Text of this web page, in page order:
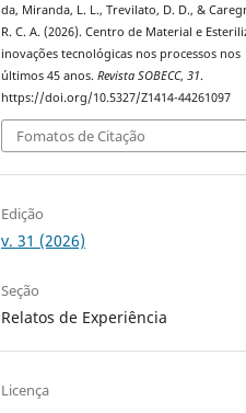
da, Miranda, L. L., Trevilato, D. D., &
R. C. A. (2026). Centro de Material e
inovações tecnológicas nos processos nos
últimos 45 anos.Revista SOBECC,31.
https://doi.org/10.5327/Z1414-44261097
Fomatos de Citação
Edição
v. 31 (2026)
Seção
Relatos de Experiência
Licença